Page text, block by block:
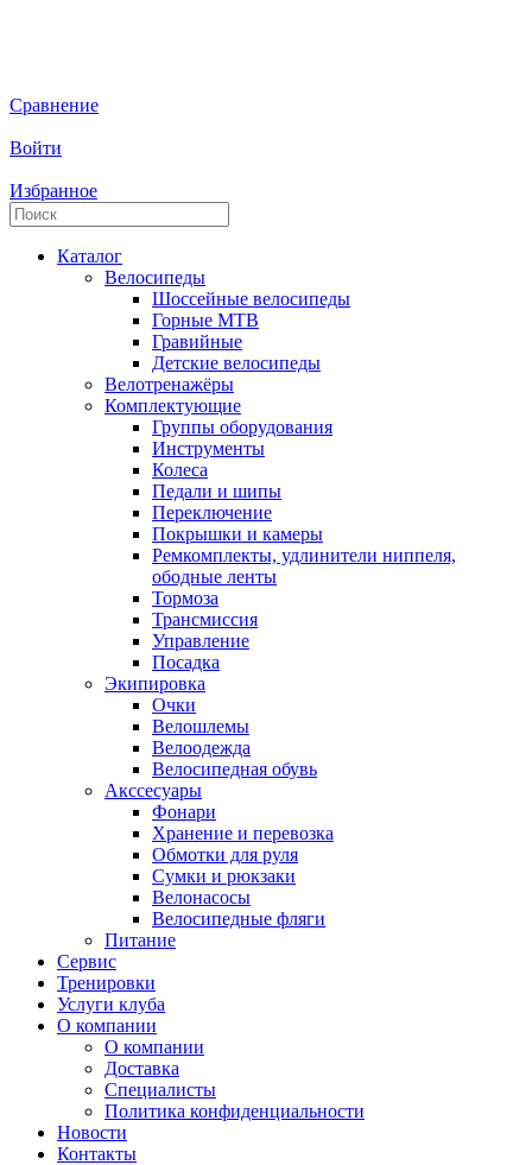
Сравнение
Войти
Избранное
Каталог
Велосипеды
Шоссейные велосипеды
Горные МTB
Гравийные
Детские велосипеды
Велотренажёры
Комплектующие
Группы оборудования
Инструменты
Колеса
Педали и шипы
Переключение
Покрышки и камеры
Ремкомплекты, удлинители ниппеля,
ободные ленты
Тормоза
Трансмиссия
Управление
Посадка
Экипировка
Очки
Велошлемы
Велоодежда
Велосипедная обувь
Акссесуары
Фонари
Хранение и перевозка
Обмотки для руля
Сумки и рюкзаки
Велонасосы
Велосипедные фляги
Питание
Сервис
Тренировки
Услуги клуба
О компании
О компании
Доставка
Специалисты
Политика конфиденциальности
Новости
Контакты